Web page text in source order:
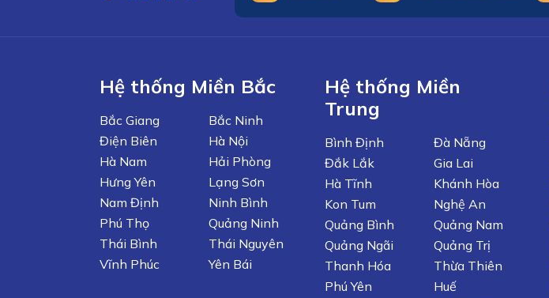
Hệ thống Miền Bắc
Bắc Giang
Điện Biên
Hà Nam
Hưng Yên
Nam Định
Phú Thọ
Thái Bình
Vĩnh Phúc
Bắc Ninh
Hà Nội
Hải Phòng
Lạng Sơn
Ninh Bình
Quảng Ninh
Thái Nguyên
Yên Bái
Hệ thống Miền
Trung
Bình Định
Đắk Lắk
Hà Tĩnh
Kon Tum
Quảng Bình
Quảng Ngãi
Thanh Hóa
Phú Yên
Đà Nẵng
Gia Lai
Khánh Hòa
Nghệ An
Quảng Nam
Quảng Trị
Thừa Thiên
Huế